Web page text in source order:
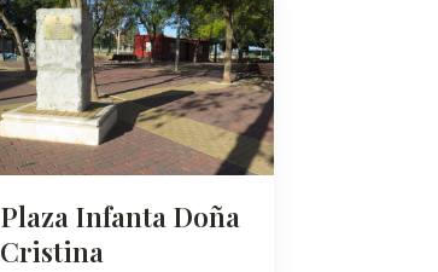
Plaza Infanta Doña
Cristina